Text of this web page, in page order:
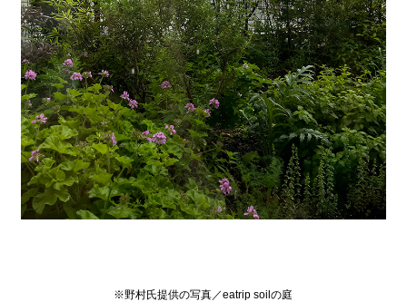
※野村氏提供の写真／eatrip soilの庭